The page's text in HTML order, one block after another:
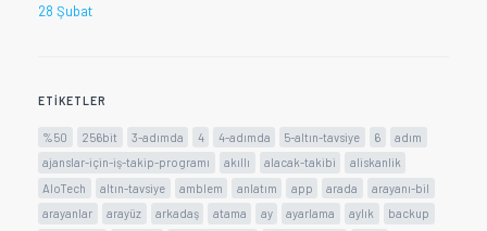
28 Şubat
ETIKETLER
%50 256bit 3-adımda 4 4-adımda 5-altın-tavsiye 6
adım
ajanslar-için-iş-takip-programı
akıllı alacak-takibi
aliskanlik
AloTech
altın-tavsiye amblem anlatım app arada
arayanı-bil
arayanlar
arayüz arkadaş atama ay ayarlama aylık backup